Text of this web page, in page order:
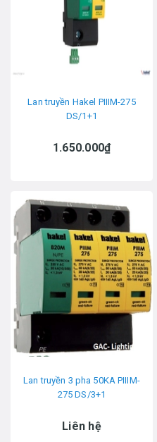
Lan truyền Hakel PIIIM-275
DS/1+1
1.650.000₫
Lan truyền 3 pha 50KA PIIIM-
275 DS/3+1
Liên hệ